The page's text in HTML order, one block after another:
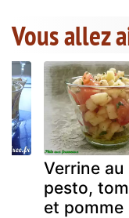
Vous allez
Verrine au
pesto,
et pomme